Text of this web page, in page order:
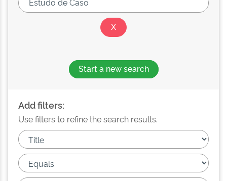
Start a new search
Add filters:
Use filters to refine the search results.